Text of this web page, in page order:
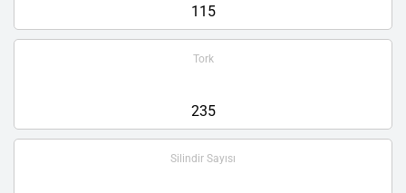
115
Tork
235
Silindir Sayısı